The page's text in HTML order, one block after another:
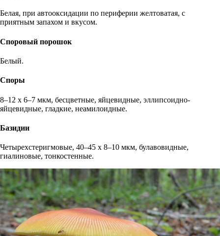
Белая, при автооксидации по периферии желтоватая, с
приятным запахом и вкусом.
Споровый порошок
Белый.
Споры
8–12 х 6–7 мкм, бесцветные, яйцевидные, эллипсоидно-
яйцевидные, гладкие, неамилоидные.
Базидии
Четырехстеригмовые, 40–45 х 8–10 мкм, булавовидные,
гиалиновые, тонкостенные.